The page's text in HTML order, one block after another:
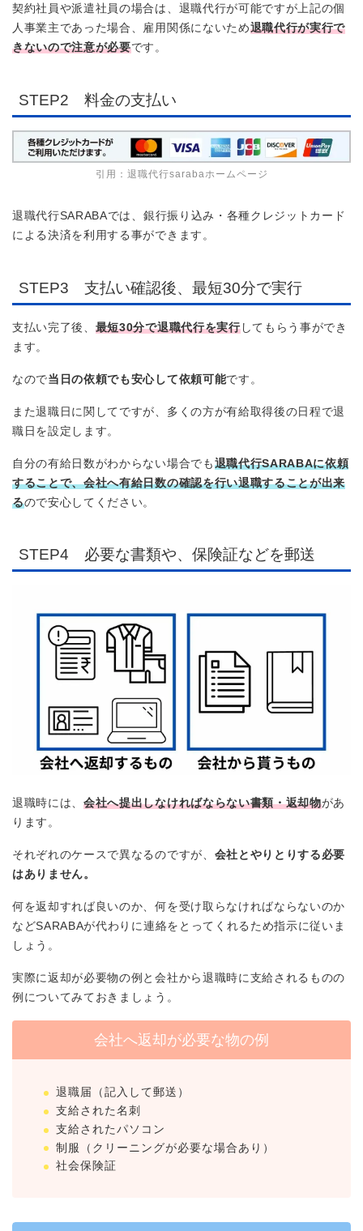
契約社員や派遣社員の場合は、退職代行が可能ですが上記の個
人事業主であった場合、雇用関係にないため退職代行が実行で
きないので注意が必要です。
STEP2 料金の支払い
引用：退職代行sarabaホームページ
退職代行SARABAでは、銀行振り込み・各種クレジットカード
による決済を利用する事ができます。
STEP3 支払い確認後、最短30分で実行
支払い完了後、 最短30分で退職代行を実行してもらう事ができ
ます。
なので当日の依頼でも安心して依頼可能です。
また退職日に関してですが、多くの方が有給取得後の日程で退
職日を設定します。
自分の有給日数がわからない場合でも 退職代行SARABAに依頼
することで、会社へ有給日数の確認を行い退職することが出来
るので安心してください。
STEP4 必要な書類や、保険証などを郵送
退職時には、会社へ提出しなければならない書類・返却物があ
ります。
それぞれのケースで異なるのですが、 会社とやりとりする必要
はありません。
何を返却すれば良いのか、何を受け取らなければならないのか
などSARABAが代わりに連絡をとってくれるため指示に従いま
しょう。
実際に返却が必要物の例と会社から退職時に支給されるものの
例についてみておきましょう。
会社へ返却が必要な物の例
退職届（記入して郵送）
支給された名刺
支給されたパソコン
制服（クリーニングが必要な場合あり）
社会保険証